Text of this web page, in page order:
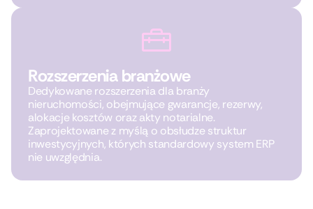
Rozszerzenia branżowe
Dedykowane rozszerzenia dla branży
nieruchomości, obejmujące gwarancje, rezerwy,
alokacje kosztów oraz akty notarialne.
Zaprojektowane z myślą o obsłudze struktur
inwestycyjnych, których standardowy system ERP
nie uwzględnia.